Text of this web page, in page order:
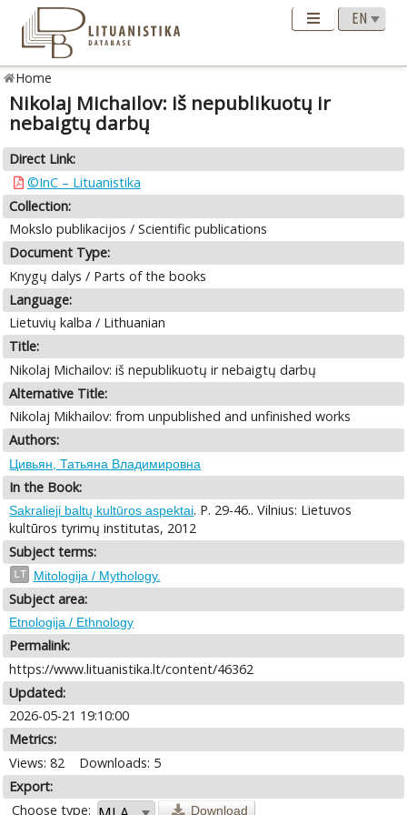
Home
Nikolaj Michailov: iš nepublikuotų ir
nebaigtų darbų
Direct Link:
©InC – Lituanistika
Collection:
Mokslo publikacijos / Scientific publications
Document Type:
Knygų dalys / Parts of the books
Language:
Lietuvių kalba / Lithuanian
Title:
Nikolaj Michailov: iš nepublikuotų ir nebaigtų darbų
Alternative Title:
Nikolaj Mikhailov: from unpublished and unfinished works
Authors:
Цивьян, Татьяна Владимировна
In the Book:
Sakralieji baltų kultūros aspektai. P. 29-46.. Vilnius: Lietuvos
kultūros tyrimų institutas, 2012
Subject terms:
LT Mitologija / Mythology.
Subject area:
Etnologija / Ethnology
Permalink:
https://www.lituanistika.lt/content/46362
Updated:
2026-05-21 19:10:00
Metrics:
Views: 82
Downloads: 5
Export:
Choose type:
Download